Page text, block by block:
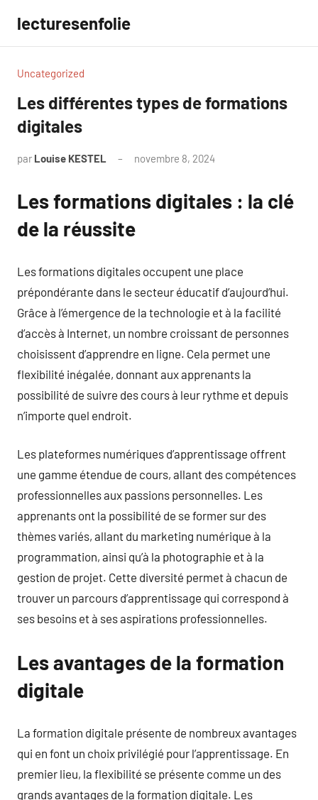
contenu
lecturesenfolie
Uncategorized
Les différentes types de formations
digitales
par Louise KESTEL novembre 8, 2024
Les formations digitales : la clé
de la réussite
Les formations digitales occupent une place
prépondérante dans le secteur éducatif d’aujourd’hui.
Grâce à l’émergence de la technologie et à la facilité
d’accès à Internet, un nombre croissant de personnes
choisissent d’apprendre en ligne. Cela permet une
flexibilité inégalée, donnant aux apprenants la
possibilité de suivre des cours à leur rythme et depuis
n’importe quel endroit.
Les plateformes numériques d’apprentissage offrent
une gamme étendue de cours, allant des compétences
professionnelles aux passions personnelles. Les
apprenants ont la possibilité de se former sur des
thèmes variés, allant du marketing numérique à la
programmation, ainsi qu’à la photographie et à la
gestion de projet. Cette diversité permet à chacun de
trouver un parcours d’apprentissage qui correspond à
ses besoins et à ses aspirations professionnelles.
Les avantages de la formation
digitale
La formation digitale présente de nombreux avantages
qui en font un choix privilégié pour l’apprentissage. En
premier lieu, la flexibilité se présente comme un des
grands avantages de la formation digitale. Les